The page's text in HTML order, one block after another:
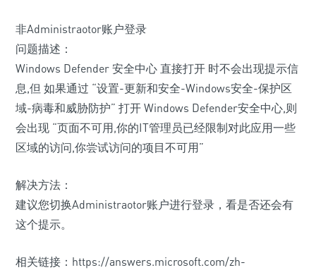
非Administraotor账户登录
问题描述：
Windows Defender 安全中心 直接打开 时不会出现提示信
息,但 如果通过 “设置-更新和安全-Windows安全-保护区
域-病毒和威胁防护” 打开 Windows Defender安全中心,则
会出现 “页面不可用,你的IT管理员已经限制对此应用一些
区域的访问,你尝试访问的项目不可用”
解决方法：
建议您切换Administraotor账户进行登录，看是否还会有
这个提示。
相关链接：https://answers.microsoft.com/zh-